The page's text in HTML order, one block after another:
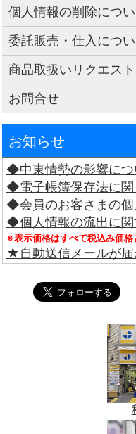
個人情報の削除につ
委託販売・仕入につ
商品取扱いリクエスト
お問合せ
お知らせ
◆中東情勢の影響につ
◆電子帳簿保存法に関
◆会員のお客さまの個
◆個人情報の流出に関
※表示価格はすべて税込み価格
★自動送信メールが